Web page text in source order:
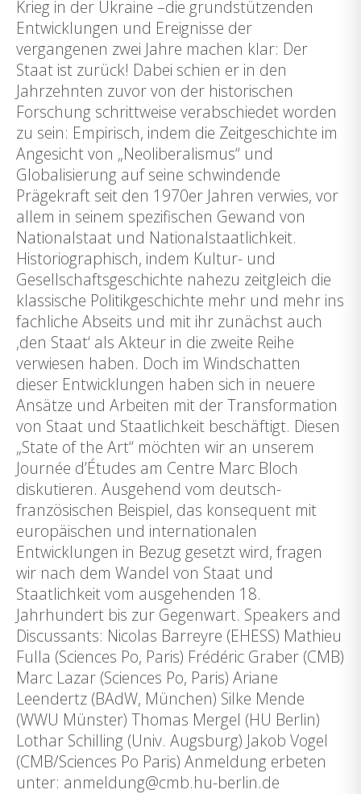
Krieg in der Ukraine –die grundstützenden
Entwicklungen und Ereignisse der
vergangenen zwei Jahre machen klar: Der
Staat ist zurück! Dabei schien er in den
Jahrzehnten zuvor von der historischen
Forschung schrittweise verabschiedet worden
zu sein: Empirisch, indem die Zeitgeschichte im
Angesicht von „Neoliberalismus“ und
Globalisierung auf seine schwindende
Prägekraft seit den 1970er Jahren verwies, vor
allem in seinem spezifischen Gewand von
Nationalstaat und Nationalstaatlichkeit.
Historiographisch, indem Kultur- und
Gesellschaftsgeschichte nahezu zeitgleich die
klassische Politikgeschichte mehr und mehr ins
fachliche Abseits und mit ihr zunächst auch
‚den Staat‘ als Akteur in die zweite Reihe
verwiesen haben. Doch im Windschatten
dieser Entwicklungen haben sich in neuere
Ansätze und Arbeiten mit der Transformation
von Staat und Staatlichkeit beschäftigt. Diesen
„State of the Art“ möchten wir an unserem
Journée d’Études am Centre Marc Bloch
diskutieren. Ausgehend vom deutsch-
französischen Beispiel, das konsequent mit
europäischen und internationalen
Entwicklungen in Bezug gesetzt wird, fragen
wir nach dem Wandel von Staat und
Staatlichkeit vom ausgehenden 18.
Jahrhundert bis zur Gegenwart. Speakers and
Discussants: Nicolas Barreyre (EHESS) Mathieu
Fulla (Sciences Po, Paris) Frédéric Graber (CMB)
Marc Lazar (Sciences Po, Paris) Ariane
Leendertz (BAdW, München) Silke Mende
(WWU Münster) Thomas Mergel (HU Berlin)
Lothar Schilling (Univ. Augsburg) Jakob Vogel
(CMB/Sciences Po Paris) Anmeldung erbeten
unter: anmeldung@cmb.hu-berlin.de